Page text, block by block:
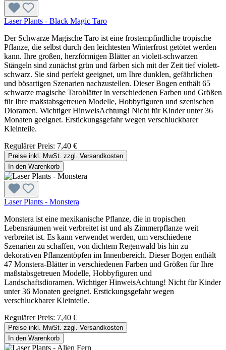
Laser Plants - Black Magic Taro
Der Schwarze Magische Taro ist eine frostempfindliche tropische
Pflanze, die selbst durch den leichtesten Winterfrost getötet werden
kann. Ihre großen, herzförmigen Blätter an violett-schwarzen
Stängeln sind zunächst grün und färben sich mit der Zeit tief violett-
schwarz. Sie sind perfekt geeignet, um Ihre dunklen, gefährlichen
und bösartigen Szenarien nachzustellen. Dieser Bogen enthält 65
schwarze magische Taroblätter in verschiedenen Farben und Größen
für Ihre maßstabsgetreuen Modelle, Hobbyfiguren und szenischen
Dioramen. Wichtiger HinweisAchtung! Nicht für Kinder unter 36
Monaten geeignet. Erstickungsgefahr wegen verschluckbarer
Kleinteile.
Regulärer Preis: 7,40 €
Preise inkl. MwSt. zzgl. Versandkosten
In den Warenkorb
Laser Plants - Monstera
Monstera ist eine mexikanische Pflanze, die in tropischen
Lebensräumen weit verbreitet ist und als Zimmerpflanze weit
verbreitet ist. Es kann verwendet werden, um verschiedene
Szenarien zu schaffen, von dichtem Regenwald bis hin zu
dekorativen Pflanzentöpfen im Innenbereich. Dieser Bogen enthält
47 Monstera-Blätter in verschiedenen Farben und Größen für Ihre
maßstabsgetreuen Modelle, Hobbyfiguren und
Landschaftsdioramen. Wichtiger HinweisAchtung! Nicht für Kinder
unter 36 Monaten geeignet. Erstickungsgefahr wegen
verschluckbarer Kleinteile.
Regulärer Preis: 7,40 €
Preise inkl. MwSt. zzgl. Versandkosten
In den Warenkorb